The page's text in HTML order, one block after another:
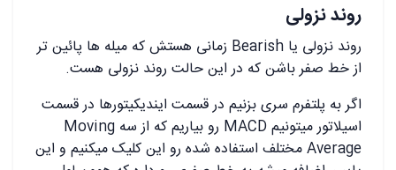
روند نزولی
روند نزولی یا Bearish زمانی هستش که میله ها پائین تر
از خط صفر باشن که در این حالت روند نزولی هست.
اگر به پلتفرم سری بزنیم در قسمت ایندیکیتورها در قسمت
اسیلاتور میتونیم MACD رو بیاریم که از سه Moving
Average مختلف استفاده شده رو این کلیک میکنیم و این